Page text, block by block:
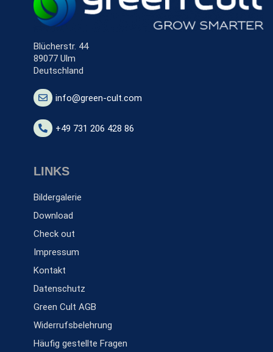
Blücherstr. 44
89077 Ulm
Deutschland
info@green-cult.com
+49 731 206 428 86
LINKS
Bildergalerie
Download
Check out
Impressum
Kontakt
Datenschutz
Green Cult AGB
Widerrufsbelehrung
Häufig gestellte Fragen